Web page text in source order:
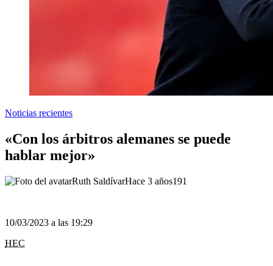
Noticias recientes
«Con los árbitros alemanes se puede
hablar mejor»
Ruth SaldívarHace 3 años191
10/03/2023 a las 19:29
HEC